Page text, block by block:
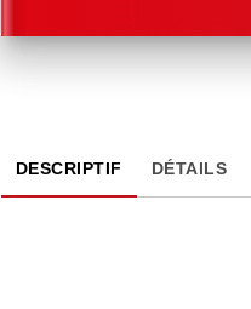
DESCRIPTIF DÉTAILS